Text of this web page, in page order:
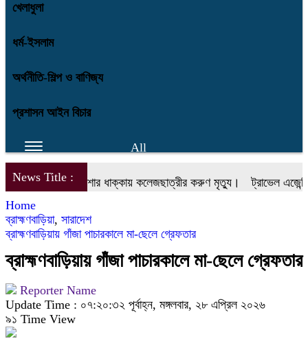
খেলাধুলা
ধর্ম-ইসলাম
অর্থনীতি-শিল্প ও বাণিজ্য
প্রশাসন আইন বিচার
All
News Title :অটো রিকশার ধাক্কায় কলেজছাত্রীর করুণ মৃত্যু।
ট্রাভেল
Home
ব্রাহ্মণবাড়িয়া, সারাদেশ
ব্রাহ্মণবাড়িয়ায় গাঁজা পাচারকালে মা-ছেলে গ্রেফতার
ব্রাহ্মণবাড়িয়ায় গাঁজা পাচারকালে মা-ছেলে গ্রেফতার
Reporter Name
Update Time : ০৭:২০:৩২ পূর্বাহ্ন, মঙ্গলবার, ২৮ এপ্রিল ২০২৬
৯১ Time View